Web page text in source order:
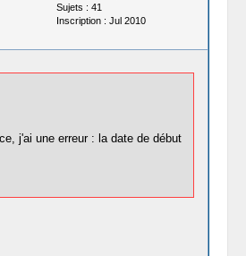
Sujets : 41
Inscription : Jul 2010
j'ai une erreur : la date de début